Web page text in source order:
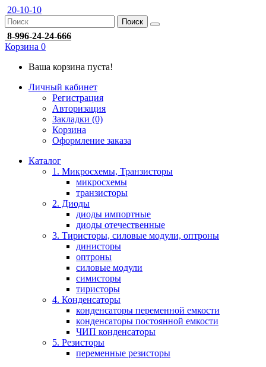
20-10-10
Поиск
8-996-24-24-666
Корзина 0
Ваша корзина пуста!
Личный кабинет
Регистрация
Авторизация
Закладки (0)
Корзина
Оформление заказа
Каталог
1. Микросхемы, Транзисторы
микросхемы
транзисторы
2. Диоды
диоды импортные
диоды отечественные
3. Тиристоры, силовые модули, оптроны
динисторы
оптроны
силовые модули
симисторы
тиристоры
4. Конденсаторы
конденсаторы переменной емкости
конденсаторы постоянной емкости
ЧИП конденсаторы
5. Резисторы
переменные резисторы